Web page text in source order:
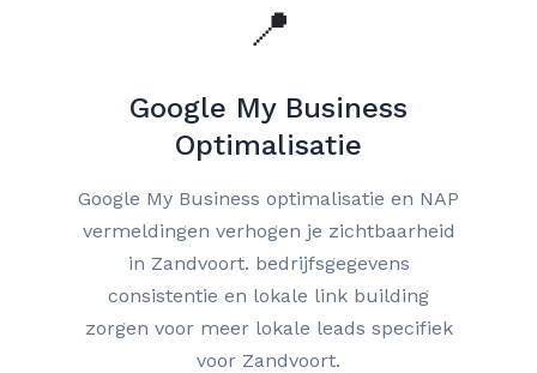
📍
Google My Business
Optimalisatie
Google My Business optimalisatie en NAP
vermeldingen verhogen je zichtbaarheid
in Zandvoort. bedrijfsgegevens
consistentie en lokale link building
zorgen voor meer lokale leads specifiek
voor Zandvoort.